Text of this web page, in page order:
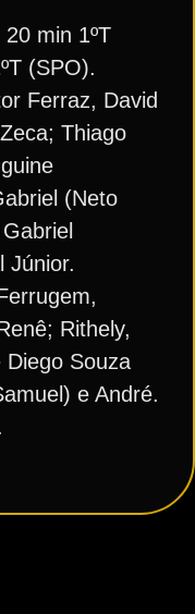
min 1ºT
(SPO).
Ferraz, David
Thiago
(Neto
Júnior.
Rithely,
Souza
e André.